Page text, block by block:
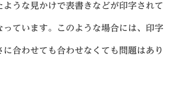
ような見かけで表書きなどが印字されて
っています。このような場合には、印字
に合わせても合わせなくても問題はあり